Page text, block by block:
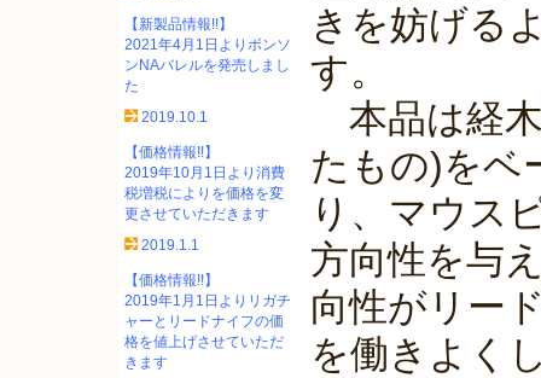
【新製品情報!!】
2021年4月1日よりボンソ
ンNAバレルを発売しまし
た
2019.10.1
【価格情報!!】
2019年10月1日より消費
税増税によりを価格を変
更させていただきます
2019.1.1
【価格情報!!】
2019年1月1日よりリガチ
ャーとリードナイフの価
格を値上げさせていただ
きます
きを妨げる
す。
本品は経
たもの)をベ
り、マウス
方向性を与
向性がリー
を働きよく